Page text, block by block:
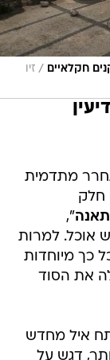
חקלאיים / זיו
מתדמית
חלק
",
אוכל. למרות
כך מיוחדות
את הסוד
איל מחדש
דגש על